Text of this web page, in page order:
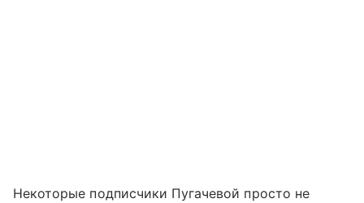
Некоторые подписчики Пугачевой просто не